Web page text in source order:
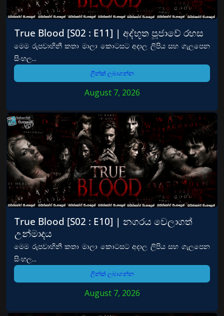
True Blood [S02 : E11] | අද්භූත පූජාවේ රහස
මෙම රුපවාහිනී කතා මාලා කොටසට අදාල ලිපිය සහ ගැලපෙන
සිංහල...
ලින්ක් ලබාගන්න
August 7, 2026
True Blood [S02 : E10] | නගරය වෙලාගත්
උන්මාදය
මෙම රුපවාහිනී කතා මාලා කොටසට අදාල ලිපිය සහ ගැලපෙන
සිංහල...
ලින්ක් ලබාගන්න
August 7, 2026